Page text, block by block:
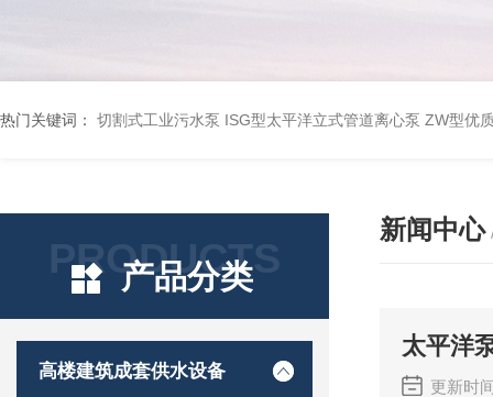
热门关键词： 切割式工业污水泵 ISG型太平洋立式管道离心泵 ZW型优
PRODUCTS
产品分类
高楼建筑成套供水设备
新闻中心
太平洋
更新时